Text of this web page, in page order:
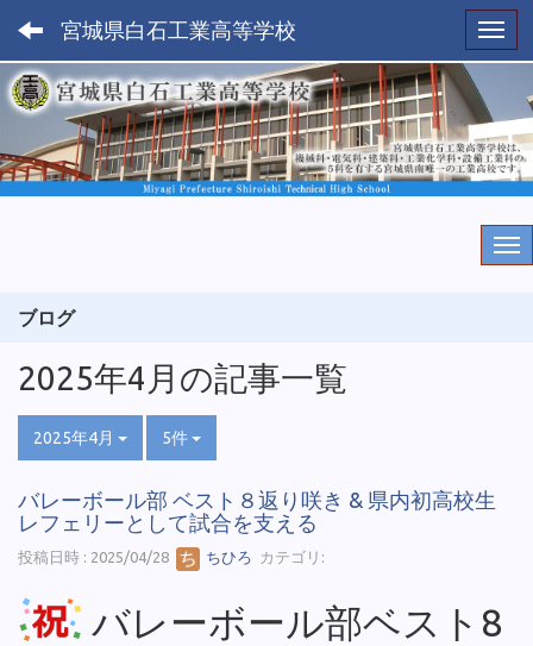
宮城県白石工業高等学校
ブログ
2025年4月の記事一覧
2025年4月 5件
バレーボール部 ベスト８返り咲き & 県内初高校生
レフェリーとして試合を支える
投稿日時 : 2025/04/28 ちひろ カテゴリ:
バレーボール部ベスト8